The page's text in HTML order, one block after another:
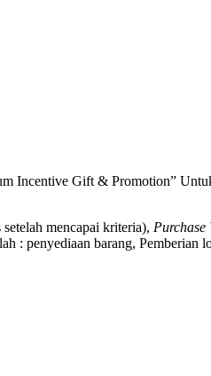
Incentive Gift & Promotion”
mencapai kriteria), Purchase
: penyediaan barang, Pemberian